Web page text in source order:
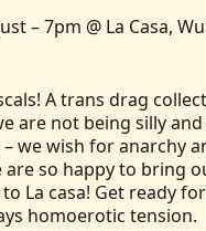
– 7pm @ La Casa,
A trans drag
are not being silly
we wish for anarchy
are so happy to bring
La casa! Get ready
homoerotic tension.